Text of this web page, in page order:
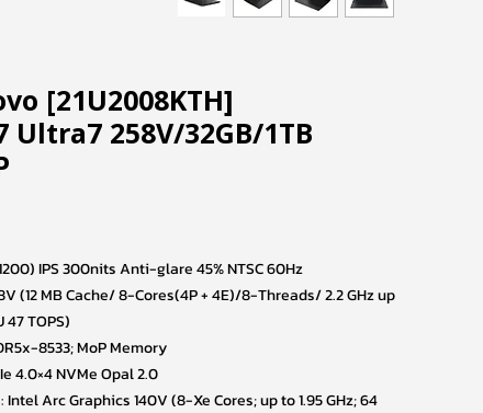
[21U2008KTH]
Ultra7 258V/32GB/1TB
IPS 300nits Anti-glare 45% NTSC 60Hz
(12 MB Cache/ 8-Cores(4P + 4E)/8-Threads/ 2.2 GHz up
TOPS)
8533; MoP Memory
4.0×4 NVMe Opal 2.0
Arc Graphics 140V (8-Xe Cores; up to 1.95 GHz; 64